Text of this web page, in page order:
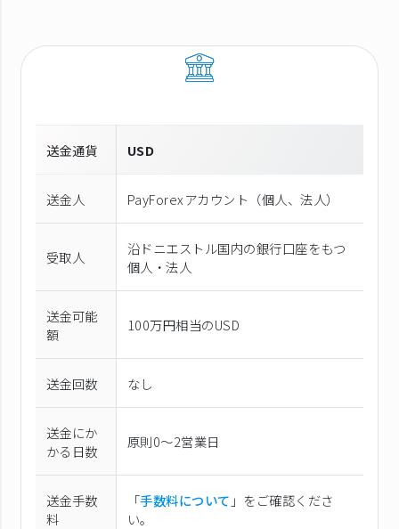
送金通貨 USD
送金人 PayForexアカウント（個⼈、法⼈）
受取人
沿ドニエストル国内の銀行口座をもつ
個人・法人
送金可能
額
100万円相当のUSD
送金回数 なし
送金にか
かる日数
原則0〜2営業日
送金手数
料
「手数料について 」をご確認くださ
い。